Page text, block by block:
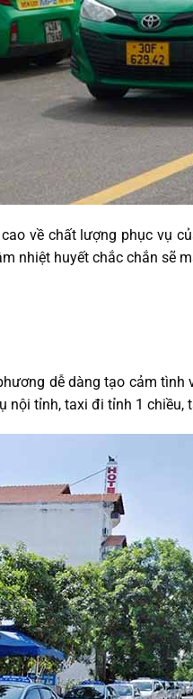
về chất lượng phục vụ
nhiệt huyết chắc chắn sẽ
dễ dàng tạo cảm
nội tỉnh, taxi đi tỉnh 1